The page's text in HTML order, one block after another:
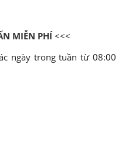
MIỄN PHÍ <<<
ngày trong tuần từ 08:00